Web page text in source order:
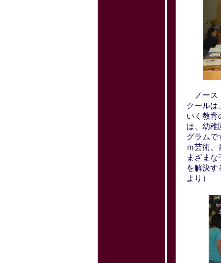
ノース
クールは
いく教育
は、幼稚
グラムで
ｍ芸術、
まざま
を解決す
より）